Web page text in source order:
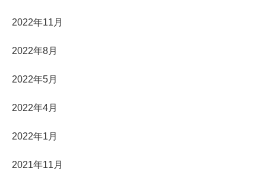
2022年11月
2022年8月
2022年5月
2022年4月
2022年1月
2021年11月